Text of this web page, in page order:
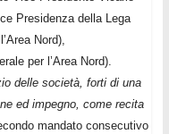
Presidenza della Lega
Nord),
per l’Area Nord).
delle società, forti di una
ed impegno, come recita
mandato consecutivo